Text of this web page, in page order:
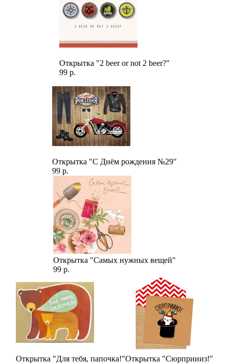
Открытка "2 beer or not 2 beer?"
99 р.
Открытка "С Днём рождения №29"
99 р.
Открытка "Самых нужных вещей"
99 р.
Открытка "Для тебя, папочка!"Открытка "Сюрприииз!"